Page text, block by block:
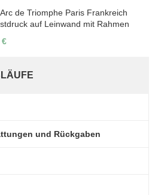
de Triomphe Paris Frankreich
auf Leinwand mit Rahmen
€
und Rückgaben